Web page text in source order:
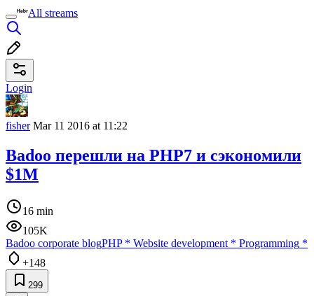
All streams
Login
fisherMar 11 2016 at 11:22
Badoo перешли на PHP7 и сэкономили
$1M
16 min
105K
Badoo corporate blogPHP* Website development * Programming *
+148
299